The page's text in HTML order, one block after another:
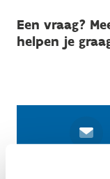
Een vraag?
helpen je